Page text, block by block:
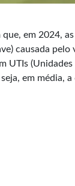
em 2024, as
causada pelo
UTIs (Unidades
em média, a